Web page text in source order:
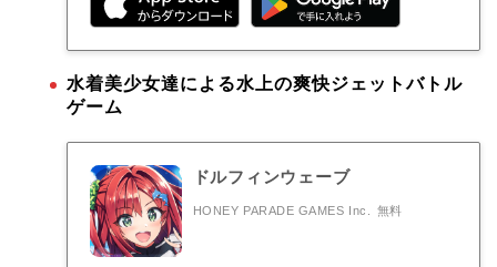
水着美少女達による水上の爽快ジェットバトル
ゲーム
ドルフィンウェーブ
HONEY PARADE GAMES Inc. 無料